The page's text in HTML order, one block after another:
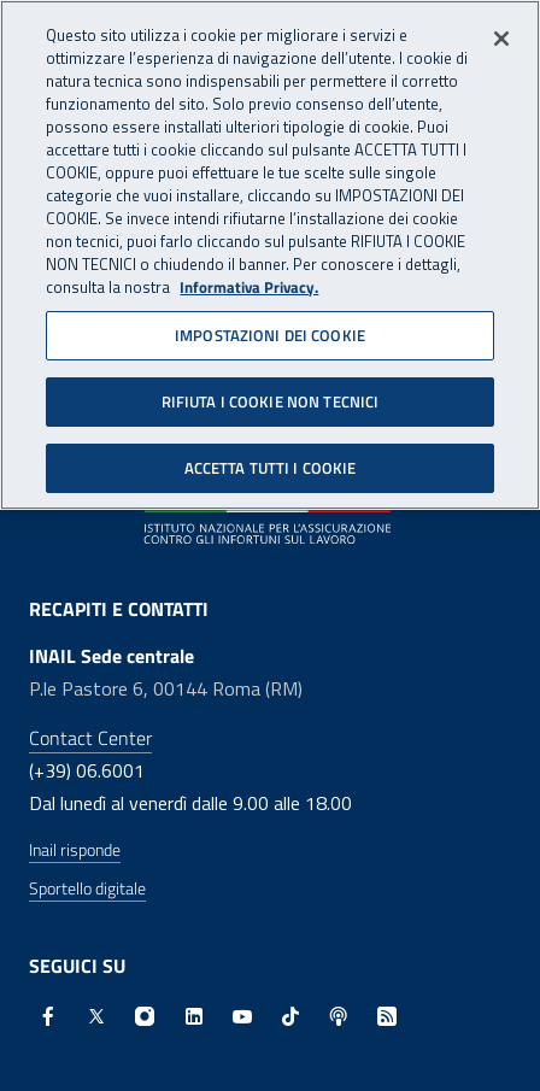
INAIL - Istituto Nazionale
Apri cerca
Navigazione principale
Pagina non disponibile
Il contenuto non è stato trovato. Per continuare la
navigazione è possibile ritornare alla
Footer
RECAPITI E CONTATTI
INAIL Sede centrale
P.le Pastore 6, 00144 Roma (RM)
Contact Center
(+39) 06.6001
Dal lunedì al venerdì dalle 9.00 alle 18.00
Inail risponde
Sportello digitale
SEGUICI SU
Facebook - Sito esterno - Apertura in nuova finestra
X - Sito esterno - Apertura in nuova finestra
Instagram - Sito esterno - Apertura in
Linkedin - Sito esterno - Apertura in
Youtube - Sito esterno -
TikTok - Sito esterno -
Spreaker - Sito
Feed RSS -
Questo sito utilizza i cookie per migliorare i servizi e
ottimizzare l’esperienza di navigazione dell’utente. I cookie di
natura tecnica sono indispensabili per permettere il corretto
funzionamento del sito. Solo previo consenso dell’utente,
possono essere installati ulteriori tipologie di cookie. Puoi
accettare tutti i cookie cliccando sul pulsante ACCETTA TUTTI I
COOKIE, oppure puoi effettuare le tue scelte sulle singole
categorie che vuoi installare, cliccando su IMPOSTAZIONI DEI
COOKIE. Se invece intendi rifiutarne l’installazione dei cookie
non tecnici, puoi farlo cliccando sul pulsante RIFIUTA I COOKIE
NON TECNICI o chiudendo il banner. Per conoscere i dettagli,
consulta la nostra Informativa Privacy.
IMPOSTAZIONI DEI COOKIE
RIFIUTA I COOKIE NON TECNICI
ACCETTA TUTTI I COOKIE